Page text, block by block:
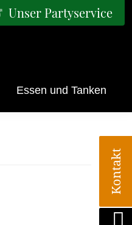
Unser Partyservice
Essen und Tanken
Kontakt